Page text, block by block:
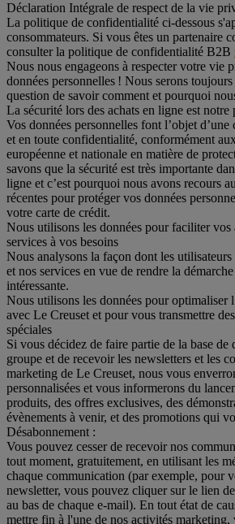
Déclaration Intégrale de respect de la vie
La politique de confidentialité ci-dessous
consommateurs. Si vous êtes un partenaire
consulter la politique de confidentialité B2B
Nous nous engageons à respecter votre vie
données personnelles ! Nous serons
question de savoir comment et pourquoi
La sécurité lors des achats en ligne est notre
Vos données personnelles font l’objet d’une
et en toute confidentialité, conformément
européenne et nationale en matière de
savons que la sécurité est très importante
ligne et c’est pourquoi nous avons recours
récentes pour protéger vos données
votre carte de crédit.
Nous utilisons les données pour faciliter vos
services à vos besoins
Nous analysons la façon dont les
et nos services en vue de rendre la
intéressante.
Nous utilisons les données pour optimaliser
avec Le Creuset et pour vous transmettre
spéciales
Si vous décidez de faire partie de la base de
groupe et de recevoir les newsletters et les
marketing de Le Creuset, nous vous
personnalisées et vous informerons du
produits, des offres exclusives, des
évènements à venir, et des promotions qui
Désabonnement :
Vous pouvez cesser de recevoir nos
tout moment, gratuitement, en utilisant les
chaque communication (par exemple, pour
newsletter, vous pouvez cliquer sur le lien
au bas de chaque e-mail). En tout état de
mettre fin à l'une de nos activités